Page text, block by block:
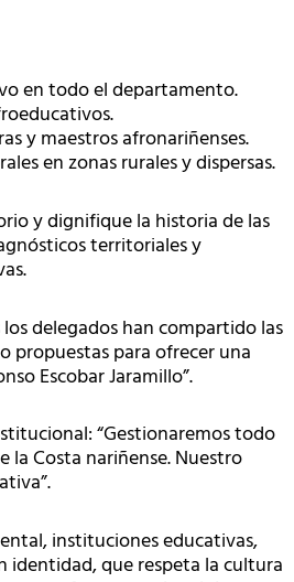
en todo el departamento.
y maestros afronariñenses.
en zonas rurales y dispersas.
y dignifique la historia de las
territoriales y
delegados han compartido las
propuestas para ofrecer una
Escobar Jaramillo”.
“Gestionaremos todo
la Costa nariñense. Nuestro
instituciones educativas,
identidad, que respeta la cultura